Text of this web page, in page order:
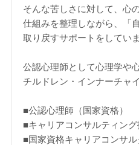
そんな苦しさに対して、心
仕組みを整理しながら、「
取り戻すサポートをしていま
公認心理師として心理学や
チルドレン・インナーチャ
■公認心理師（国家資格）
■キャリアコンサルティング
■国家資格キャリアコンサル